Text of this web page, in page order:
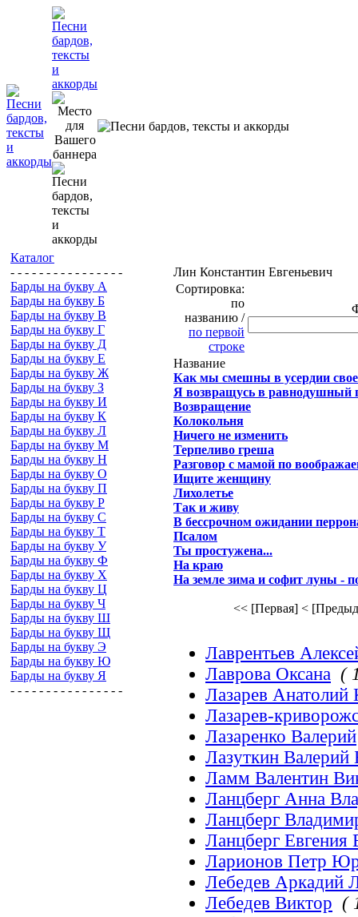
Каталог
- - - - - - - - - - - - - - - -
Барды на букву А
Барды на букву Б
Барды на букву В
Барды на букву Г
Барды на букву Д
Барды на букву Е
Барды на букву Ж
Барды на букву З
Барды на букву И
Барды на букву К
Барды на букву Л
Барды на букву М
Барды на букву Н
Барды на букву О
Барды на букву П
Барды на букву Р
Барды на букву С
Барды на букву Т
Барды на букву У
Барды на букву Ф
Барды на букву Х
Барды на букву Ц
Барды на букву Ч
Барды на букву Ш
Барды на букву Щ
Барды на букву Э
Барды на букву Ю
Барды на букву Я
- - - - - - - - - - - - - - - -
Лин Константин Евгеньевич
Сортировка:
по
названию /
по первой
строке
Название
Как мы смешны в усердии
Я возвращусь в равнодушный
Возвращение
Колокольня
Ничего не изменить
Терпеливо греша
Разговор с мамой по
Ищите женщину
Лихолетье
Так и живу
В бессрочном ожидании
Псалом
Ты простужена...
На краю
На земле зима и софит луны -
<< [Первая] <
Лаврентьев
Лаврова Оксана (
Лазарев Анатолий
Лазарев-
Лазаренко Валерий
Лазуткин Валерий
Ламм Валентин
Ланцберг Анна
Ланцберг
Ланцберг
Ларионов Петр
Лебедев Аркадий
Лебедев Виктор (